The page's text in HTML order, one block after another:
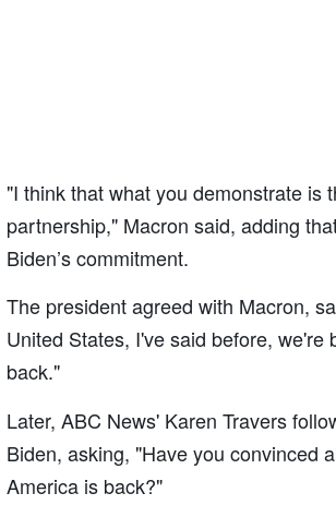
"I think that what you demonstrate is
partnership," Macron said, adding
Biden’s commitment.
The president agreed with Macron,
United States, I've said before, we're
back."
Later, ABC News' Karen Travers
Biden, asking, "Have you convinced
America is back?"